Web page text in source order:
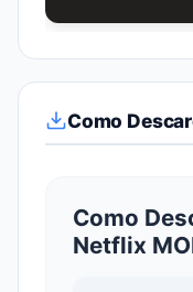
Como
Como
Netflix